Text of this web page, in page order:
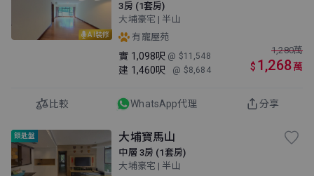
AI裝修
3房 (1套房)
大埔豪宅 | 半山
有寵屋苑
實 1,098呎 @ $11,548
建 1,460呎 @ $8,684
1,280萬
$ 1,268萬
比較 WhatsApp代理 分享
鎖匙盤 大埔寶馬山
中層 3房 (1套房)
大埔豪宅 | 半山